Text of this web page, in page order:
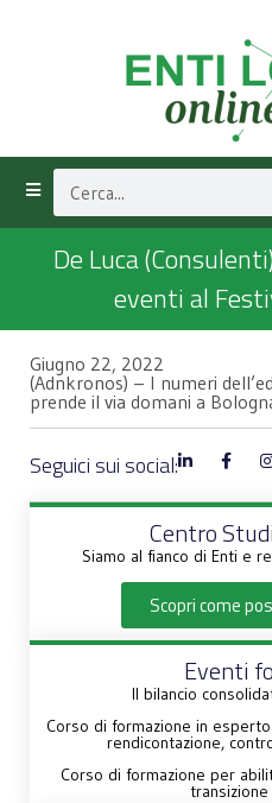
De Luca
eventi al
Giugno 22, 2022
(Adnkronos) – I numeri
prende il via domani a
Seguici sui social:
Centro
Siamo al fianco di Enti e
Scopri come
Eventi
Il bilancio
Corso di formazione in
rendicontazione,
Corso di formazione per